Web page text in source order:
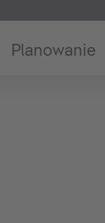
Planowanie